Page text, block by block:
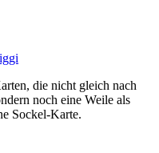
die nicht gleich nach
noch eine Weile als
Sockel-Karte.